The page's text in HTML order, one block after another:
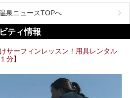
社西武・プリンスホテルズワールドワイド
プリンス 箱根芦ノ湖のPR記事です。
に眺望自慢の日帰り温泉。
24室の「箱根 芦ノ湖畔蛸川温泉 龍宮殿」と
ます。宿泊者は「龍宮殿本館」の営業時間に
らの宿泊者専用時間帯にも「龍宮殿本館」
できます。
泉としての「絶景日帰り温泉 龍宮殿本館
本館）」と、旅館としての「箱根 芦ノ湖畔
（以下、龍宮殿）」の両方の魅力をたっぷ
！
、九頭龍神社、白龍神社、箱根元宮と箱根の
まれたパワースポットです。
泉ニュースTOPへ
ティ情報
サーフィンレッスン！用具レンタル
分】